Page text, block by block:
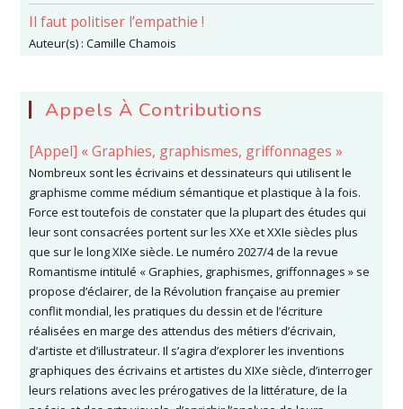
Il faut politiser l’empathie !
Auteur(s) :Camille Chamois
Appels À Contributions
[Appel] « Graphies, graphismes, griffonnages »
Nombreux sont les écrivains et dessinateurs qui utilisent le
graphisme comme médium sémantique et plastique à la fois.
Force est toutefois de constater que la plupart des études qui
leur sont consacrées portent sur les XXe et XXIe siècles plus
que sur le long XIXe siècle. Le numéro 2027/4 de la revue
Romantisme intitulé « Graphies, graphismes, griffonnages » se
propose d’éclairer, de la Révolution française au premier
conflit mondial, les pratiques du dessin et de l’écriture
réalisées en marge des attendus des métiers d’écrivain,
d’artiste et d’illustrateur. Il s’agira d’explorer les inventions
graphiques des écrivains et artistes du XIXe siècle, d’interroger
leurs relations avec les prérogatives de la littérature, de la